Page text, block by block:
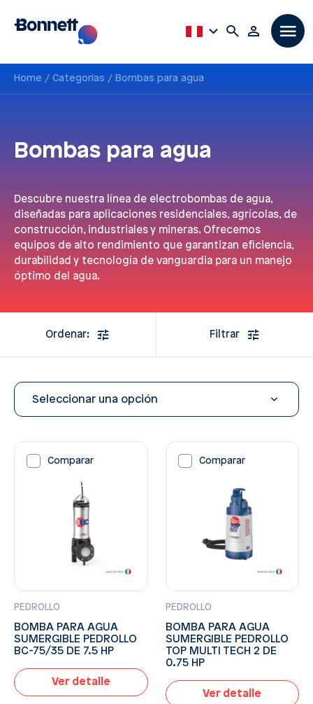
Home Categorías Bombas para agua
Bombas para agua
Descubre nuestra línea de electrobombas de agua,
diseñadas para aplicaciones residenciales, agrícolas, de
construcción, industriales y mineras. Ofrecemos
equipos de alto rendimiento que garantizan eficiencia,
durabilidad y tecnología de vanguardia para un manejo
óptimo del agua.
Ordenar: Filtrar
Seleccionar una opción
Comparar
PEDROLLO
BOMBA PARA AGUA
SUMERGIBLE PEDROLLO
BC-75/35 DE 7.5 HP
Ver detalle
Comparar
PEDROLLO
BOMBA PARA AGUA
SUMERGIBLE PEDROLLO
TOP MULTI TECH 2 DE
0.75 HP
Ver detalle